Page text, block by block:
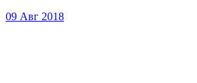
09 Авг 2018